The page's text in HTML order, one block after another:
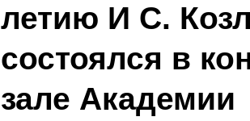
летию И С.
состоялся в
зале Академии